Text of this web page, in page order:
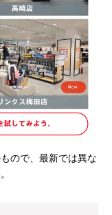
ので、最新では異な